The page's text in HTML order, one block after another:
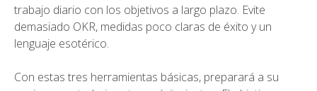
trabajo diario con los objetivos a largo plazo. Evite
demasiado OKR, medidas poco claras de éxito y un
lenguaje esotérico.
Con estas tres herramientas básicas, preparará a su